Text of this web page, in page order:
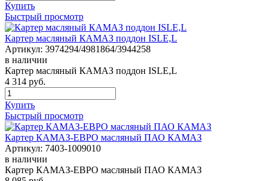
Купить
Быстрый просмотр
Картер масляный КАМАЗ поддон ISLE,L
Артикул: 3974294/4981864/3944258
в наличии
Картер масляный КАМАЗ поддон ISLE,L
4 314 руб.
Купить
Быстрый просмотр
Картер КАМАЗ-ЕВРО масляный ПАО КАМАЗ
Артикул: 7403-1009010
в наличии
Картер КАМАЗ-ЕВРО масляный ПАО КАМАЗ